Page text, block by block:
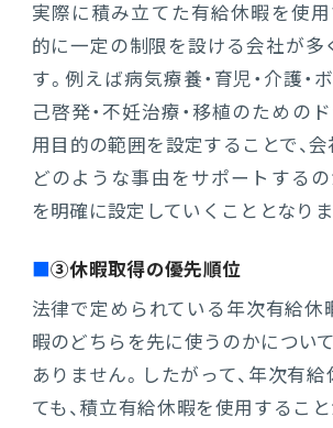
実際に積み立てた有給休暇を使用
的に一定の制限を設ける会社が多
す。例えば病気療養・育児・介護・
己啓発・不妊治療・移植のためのド
用目的の範囲を設定することで、
どのような事由をサポートするの
を明確に設定していくこととなりま
③休暇取得の優先順位
法律で定められている年次有給休
暇のどちらを先に使うのかについ
ありません。したがって、年次有
ても、積立有給休暇を使用するこ